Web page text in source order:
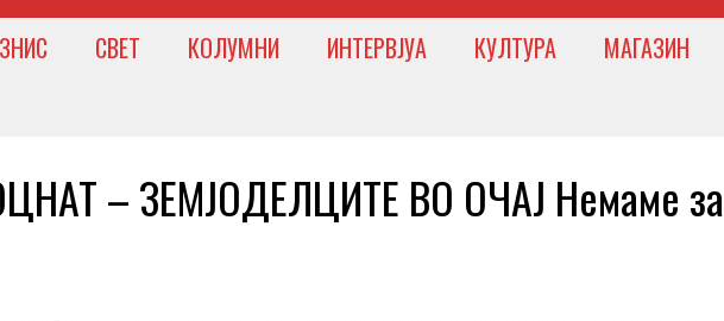
СВЕТ КОЛУМНИ ИНТЕРВЈУА КУЛТУРА МАГАЗИН
– ЗЕМЈОДЕЛЦИТЕ ВО ОЧАЈ Немаме за